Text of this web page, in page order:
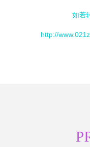
如若
http://